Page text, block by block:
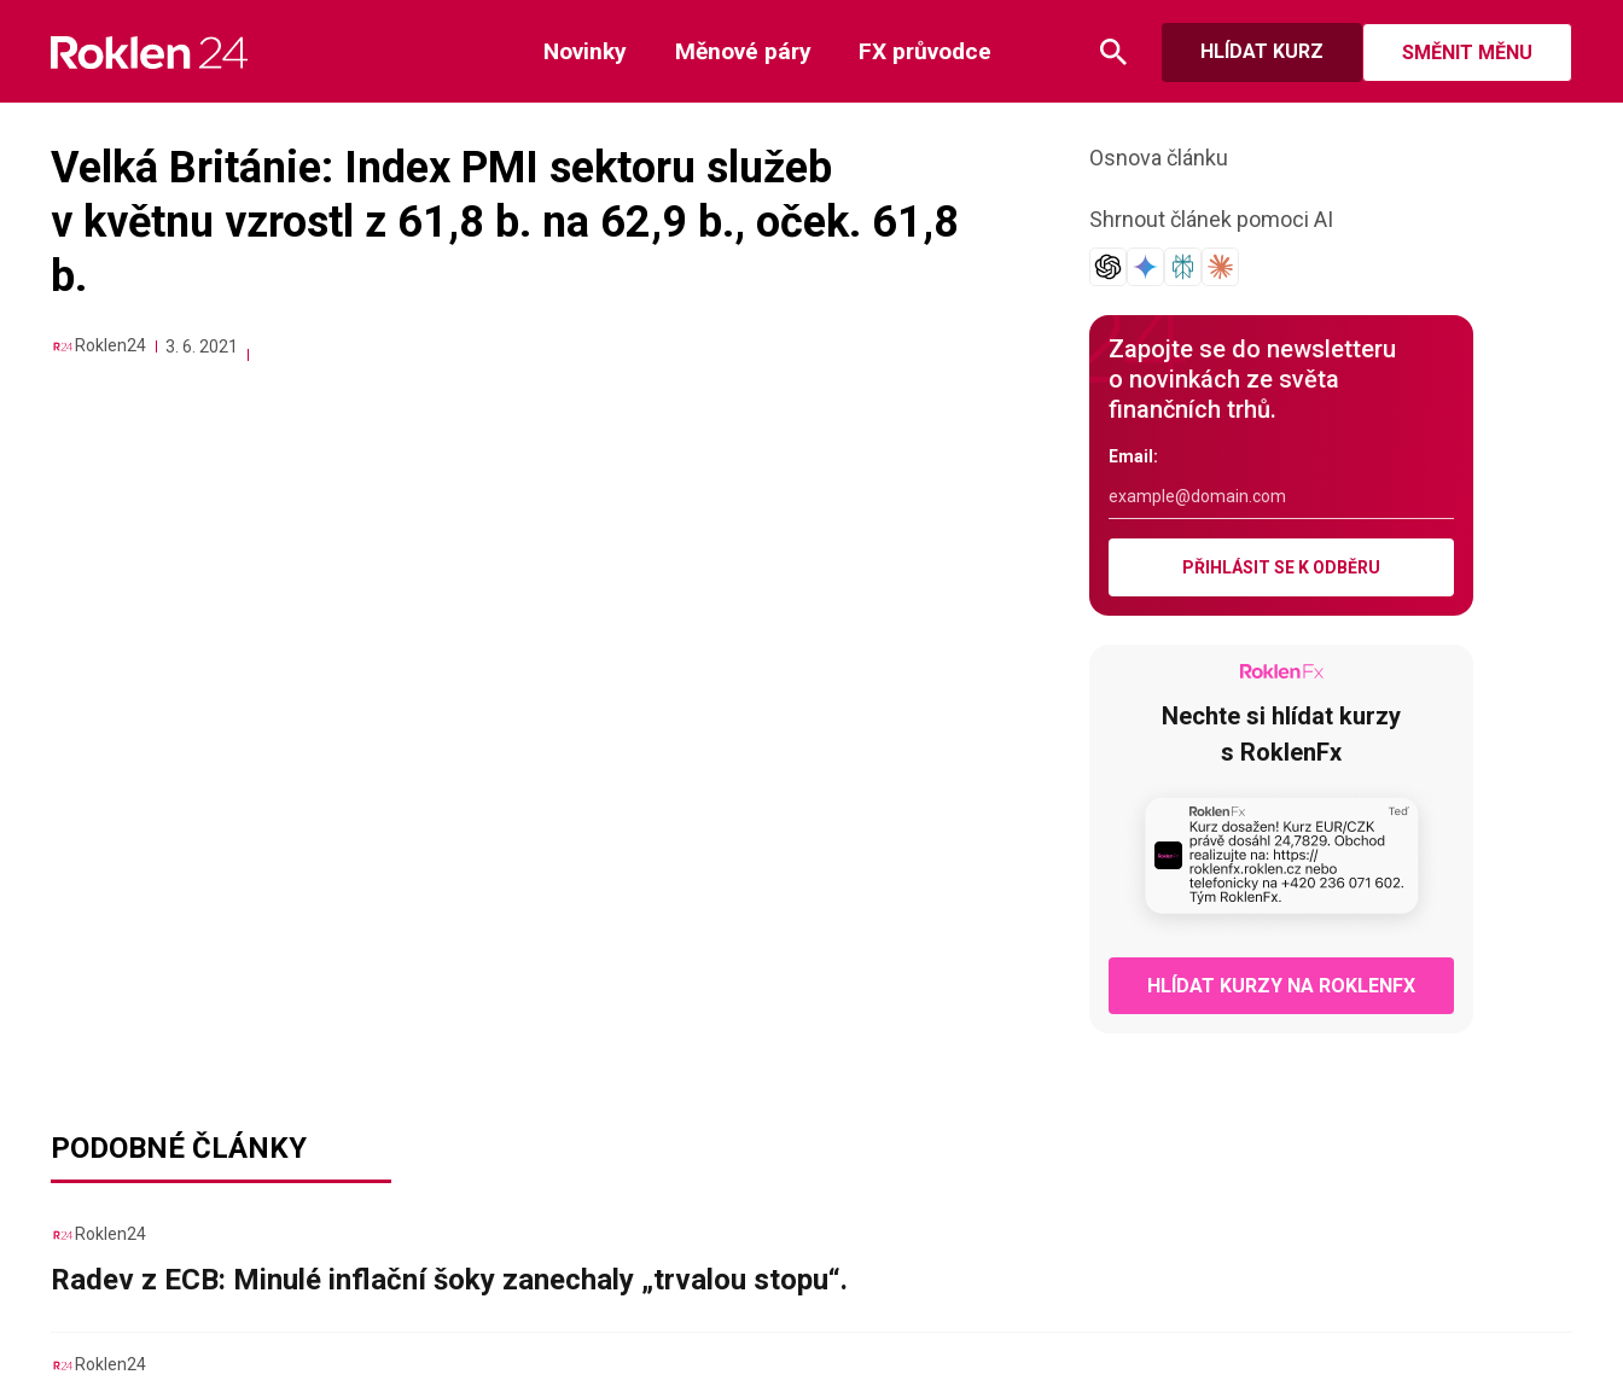
content
HLÍDAT KURZ SMĚNIT MĚNU
Novinky Měnové páry FX průvodce
Velká Británie: Index PMI sektoru služeb
v květnu vzrostl z 61,8 b. na 62,9 b., oček. 61,8
b.
Roklen24 3. 6. 2021
Osnova článku
Shrnout článek pomoci AI
Zapojte se do newsletteru
o novinkách ze světa
finančních trhů.
Email:
PŘIHLÁSIT SE K ODBĚRU
Nechte si hlídat kurzy
s RoklenFx
HLÍDAT KURZY NA ROKLENFX
PODOBNÉ ČLÁNKY
Roklen24
Radev z ECB: Minulé inflační šoky zanechaly „trvalou stopu“.
Roklen24